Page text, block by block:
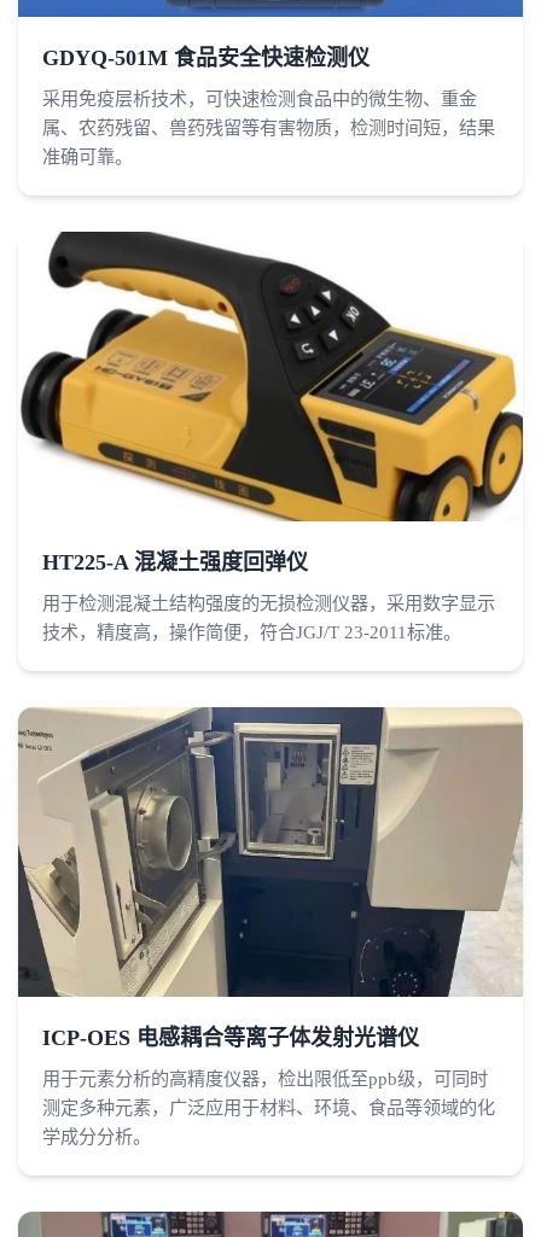
GDYQ-501M 食品安全快速检测仪
采用免疫层析技术，可快速检测食品中的微生物、重金
属、农药残留、兽药残留等有害物质，检测时间短，结果
准确可靠。
HT225-A 混凝土强度回弹仪
用于检测混凝土结构强度的无损检测仪器，采用数字显示
技术，精度高，操作简便，符合JGJ/T 23-2011标准。
ICP-OES 电感耦合等离子体发射光谱仪
用于元素分析的高精度仪器，检出限低至ppb级，可同时
测定多种元素，广泛应用于材料、环境、食品等领域的化
学成分分析。